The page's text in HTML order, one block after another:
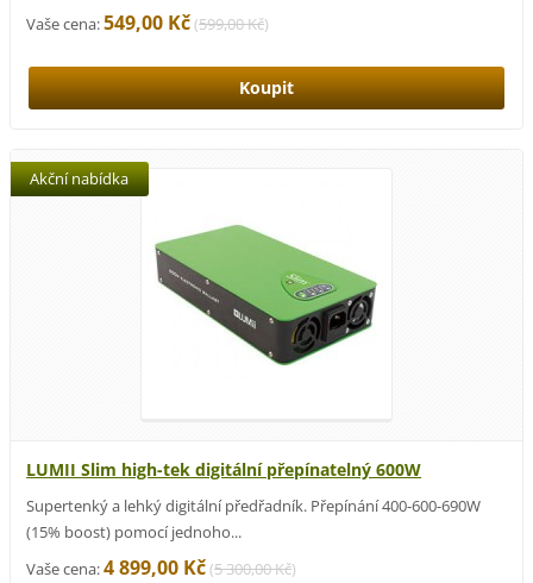
Vaše cena:549,00 Kč(599,00 Kč)
LUMII Slim high-tek digitální přepínatelný 600W
Akční nabídka
Supertenký a lehký digitální předřadník. Přepínání 400-600-690W
(15% boost) pomocí jednoho...
Vaše cena:4 899,00 Kč(5 300,00 Kč)